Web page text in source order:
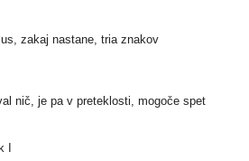
zakaj nastane, tria znakov
nič, je pa v preteklosti, mogoče spet